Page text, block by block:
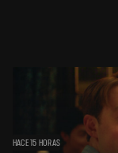
HACE 15 HORAS